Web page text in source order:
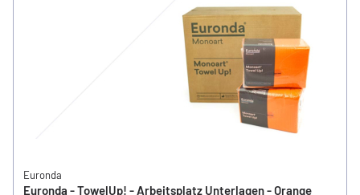
Euronda
Euronda - TowelUp! - Arbeitsplatz Unterlagen - Orange